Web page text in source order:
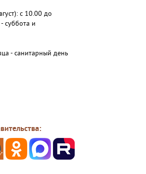
с 10.00 до
суббота и
- санитарный день